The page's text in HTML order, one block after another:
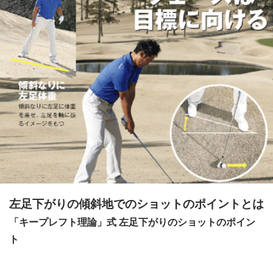
左足下がりの傾斜地でのショットのポイントとは
「キープレフト理論」式 左足下がりのショットのポイン
ト